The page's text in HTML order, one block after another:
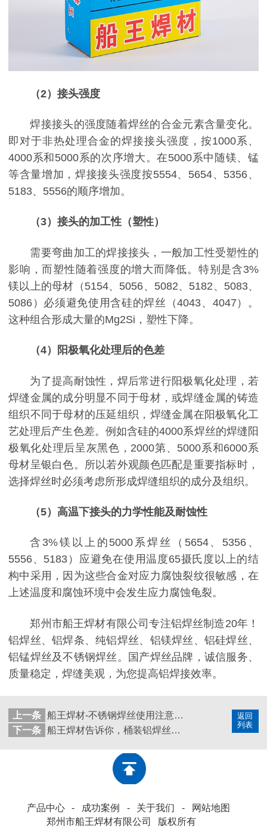
（2）接头强度
焊接接头的强度随着焊丝的合金元素含量变化。
即对于非热处理合金的焊接接头强度，按1000系、
4000系和5000系的次序增大。在5000系中随镁、锰
等含量增加，焊接接头强度按5554、5654、5356、
5183、5556的顺序增加。
（3）接头的加工性（塑性）
需要弯曲加工的焊接接头，一般加工性受塑性的
影响，而塑性随着强度的增大而降低。特别是含3%
镁以上的母材（5154、5056、5082、5182、5083、
5086）必须避免使用含硅的焊丝（4043、4047）。
这种组合形成大量的Mg2Si，塑性下降。
（4）阳极氧化处理后的色差
为了提高耐蚀性，焊后常进行阳极氧化处理，若
焊缝金属的成分明显不同于母材，或焊缝金属的铸造
组织不同于母材的压延组织，焊缝金属在阳极氧化工
艺处理后产生色差。例如含硅的4000系焊丝的焊缝阳
极氧化处理后呈灰黑色，2000第、5000系和6000系
母材呈银白色。所以若外观颜色匹配是重要指标时，
选择焊丝时必须考虑所形成焊缝组织的成分及组织。
（5）高温下接头的力学性能及耐蚀性
含3%镁以上的5000系焊丝（5654、5356、
5556、5183）应避免在使用温度65摄氏度以上的结
构中采用，因为这些合金对应力腐蚀裂纹很敏感，在
上述温度和腐蚀环境中会发生应力腐蚀龟裂。
郑州市船王焊材有限公司专注铝焊丝制造20年！
铝焊丝、铝焊条、纯铝焊丝、铝镁焊丝、铝硅焊丝、
铝锰焊丝及不锈钢焊丝。国产焊丝品牌，诚信服务、
质量稳定，焊缝美观，为您提高铝焊接效率。
返回
列表
上一条
船王焊材-不锈钢焊丝使用注意事项
下一条
船王焊材告诉你，桶装铝焊丝使用注意事项！
产品中心 - 成功案例 - 关于我们 -
网站地图
郑州市船王焊材有限公司
版权所有